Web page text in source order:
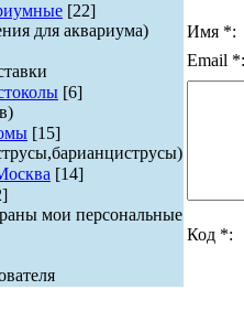
[22]
для аквариума)
[6]
[15]
[14]
мои персональные
Имя *:
Email *:
Код *: